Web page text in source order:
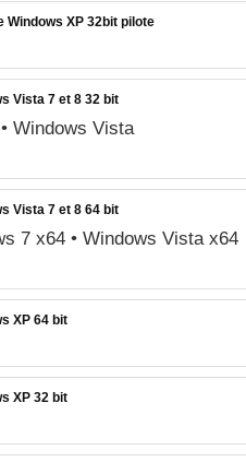
Windows XP 32bit pilote
Vista 7 et 8 32 bit
Windows Vista
Vista 7 et 8 64 bit
7 x64 • Windows Vista x64
XP 64 bit
XP 32 bit